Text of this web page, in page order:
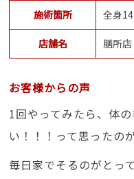
施術箇所 全身
店舗名 膳所店
お客様からの声
1回やってみたら、体
い！！！って思ったの
毎日家でそるのがとっ